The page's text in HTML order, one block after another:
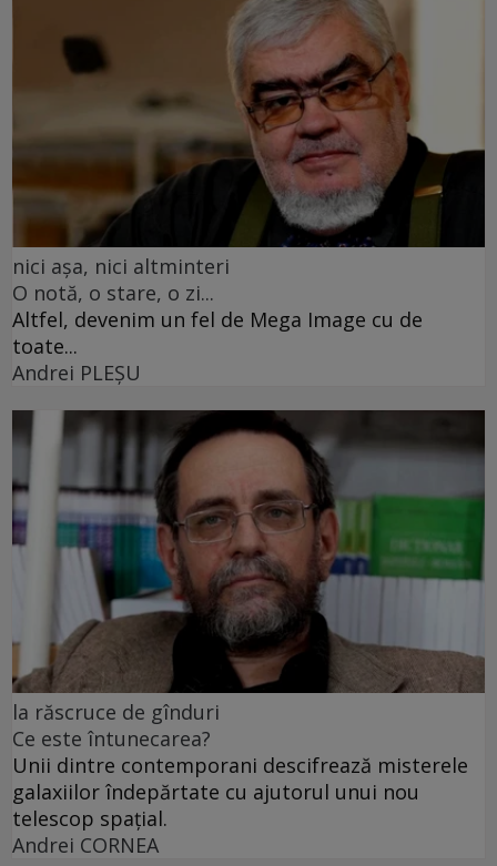
nici așa, nici altminteri
O notă, o stare, o zi...
Altfel, devenim un fel de Mega Image cu de
toate...
Andrei PLEŞU
la răscruce de gînduri
Ce este întunecarea?
Unii dintre contemporani descifrează misterele
galaxiilor îndepărtate cu ajutorul unui nou
telescop spațial.
Andrei CORNEA